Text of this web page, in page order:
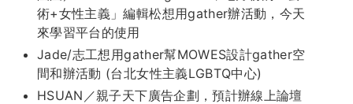
術+女性主義」編輯松想用gather辦活動，今天
來學習平台的使用
Jade/志工想用gather幫MOWES設計gather空
間和辦活動 (台北女性主義LGBTQ中心)
HSUAN／親子天下廣告企劃，預計辦線上論壇